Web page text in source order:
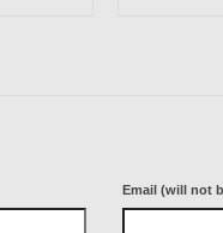
Email (will not